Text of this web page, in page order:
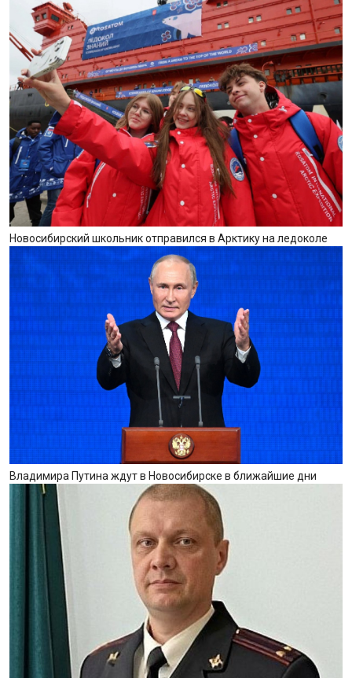
Новосибирский школьник отправился в Арктику на ледоколе
Владимира Путина ждут в Новосибирске в ближайшие дни